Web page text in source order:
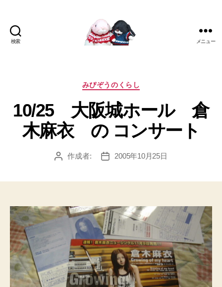
検索
ぴ
う
Blog
メニュー
カ
ゴ
リ
ー
みぴぞうのくらし
10/25 大阪城ホール 倉
木麻衣 の コンサート
投
作成者:
投
2005年10月25日